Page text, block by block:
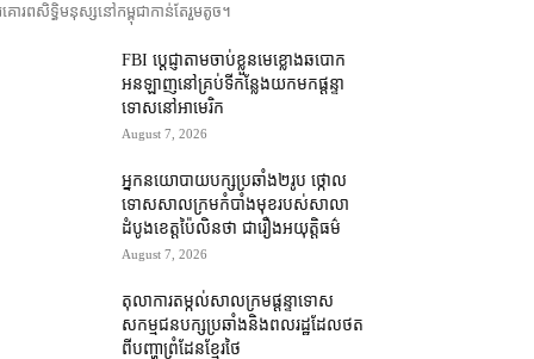
គោរព​សិទ្ធិមនុស្ស​នៅ​កម្ពុជា​កាន់តែ​រួម​តូច។
FBI ប្ដេជ្ញា​តាម​ចាប់ខ្លួន​មេខ្លោង​ឆបោក​
អនឡាញ​នៅ​គ្រប់​ទីកន្លែង​យក​មក​ផ្ដន្ទា
ទោស​នៅ​អាមេរិក
August 7, 2026
អ្នកនយោបាយ​បក្ស​ប្រឆាំង​២​រូប ថ្កោល
ទោស​សាលក្រម​កំបាំងមុខ​របស់​សាលា
ដំបូង​ខេត្ត​ប៉ៃលិន​ថា ជា​រឿង​អយុត្តិធម៌
August 7, 2026
តុលាការ​តម្កល់​សាលក្រម​ផ្ដន្ទាទោស​
សកម្មជន​បក្ស​ប្រឆាំង​និង​ពលរដ្ឋ​ដែល​ថត​
ពី​បញ្ហា​ព្រំដែន​ខ្មែរ​ថៃ